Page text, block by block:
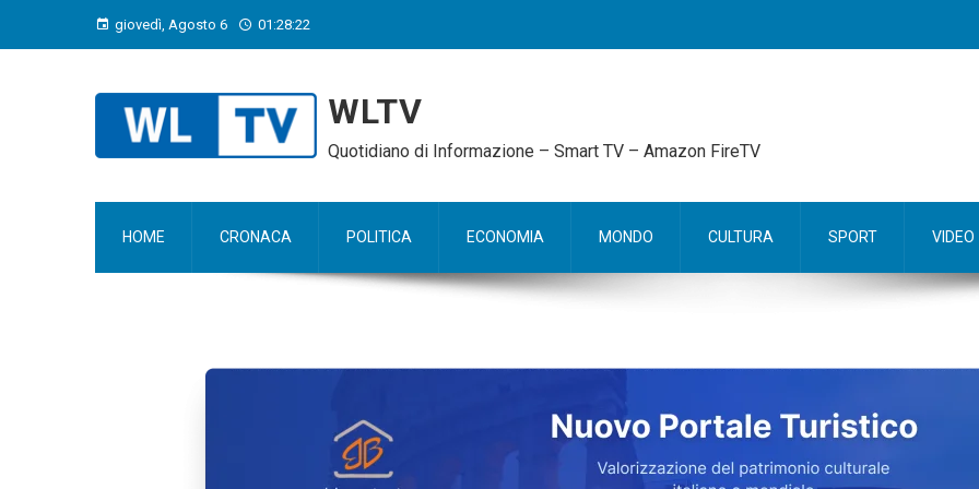
giovedì, Agosto 6 01:28:23
WLTV
Quotidiano di Informazione – Smart TV – Amazon FireTV
HOME CRONACA POLITICA ECONOMIA MONDO CULTURA SPORT VIDEO